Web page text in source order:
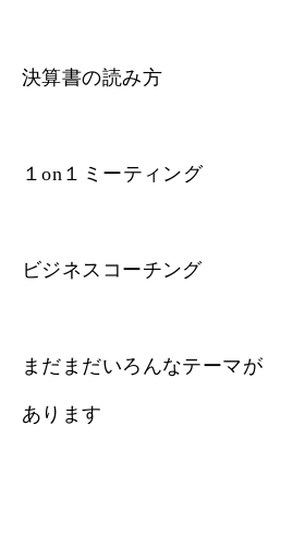
決算書の読み方
１on１ミーティング
ビジネスコーチング
まだまだいろんなテーマが
あります